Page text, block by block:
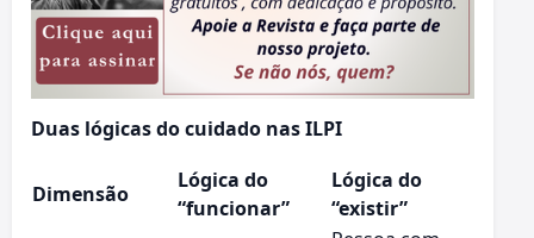
Duas lógicas do cuidado nas ILPI
Dimensão
Lógica do
“funcionar”
Lógica do
“existir”